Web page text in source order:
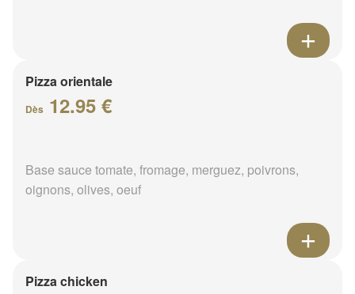
Pizza orientale
Dès 12.95 €
Base sauce tomate, fromage, merguez, poivrons,
oignons, olives, oeuf
Pizza chicken